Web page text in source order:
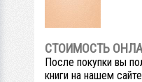
СТОИМОСТЬ
После покупки вы
книги на нашем сайте